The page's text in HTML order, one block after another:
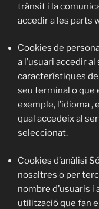
trànsit i la
accedir a les parts
Cookies de
a l’usuari accedir
característiques
seu terminal o que
exemple, l’idioma ,
qual accedeix al
seleccionat.
Cookies d’anàlisi
nosaltres o per
nombre d’usuaris i
utilització que fan